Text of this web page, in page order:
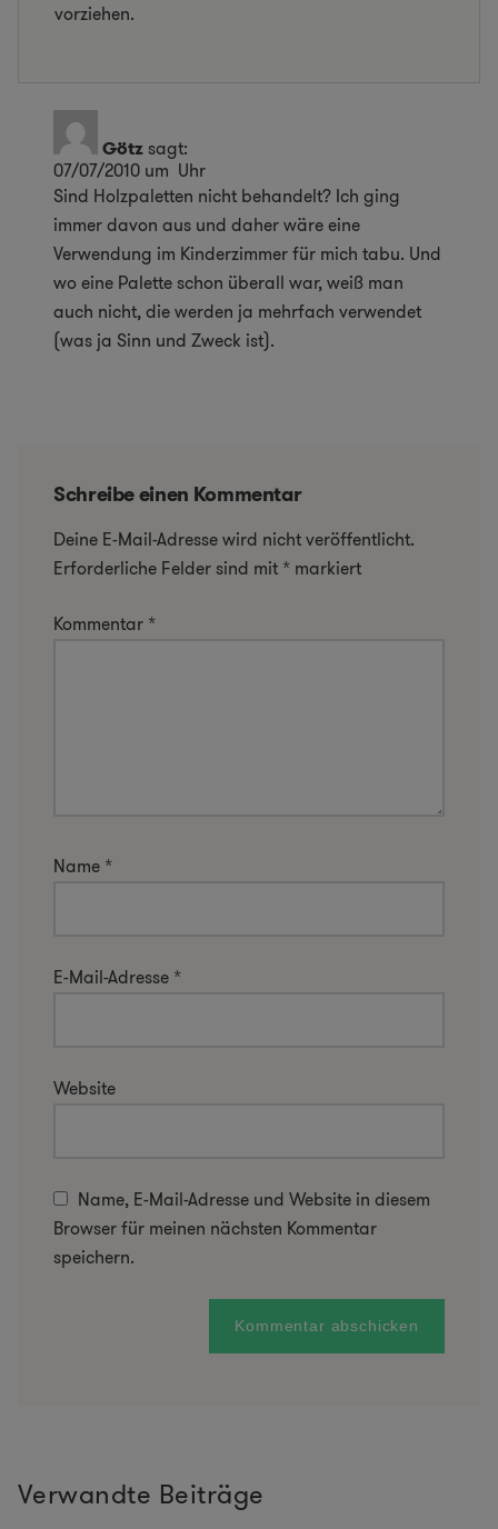
vorziehen.
Götzsagt:
07/07/2010 um Uhr
Sind Holzpaletten nicht behandelt? Ich ging
immer davon aus und daher wäre eine
Verwendung im Kinderzimmer für mich tabu. Und
wo eine Palette schon überall war, weiß man
auch nicht, die werden ja mehrfach verwendet
(was ja Sinn und Zweck ist).
Schreibe einen Kommentar
Deine E-Mail-Adresse wird nicht veröffentlicht.
Erforderliche Felder sind mit * markiert
Kommentar *
Name *
E-Mail-Adresse *
Website
Name, E-Mail-Adresse und Website in diesem
Browser für meinen nächsten Kommentar
speichern.
Verwandte Beiträge